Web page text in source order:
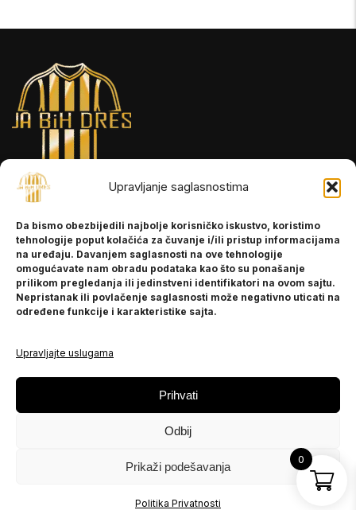
Upravljanje saglasnostima
Da bismo obezbijedili najbolje korisničko iskustvo, koristimo
tehnologije poput kolačića za čuvanje i/ili pristup informacijama
na uređaju. Davanjem saglasnosti na ove tehnologije
omogućavate nam obradu podataka kao što su ponašanje
prilikom pregledanja ili jedinstveni identifikatori na ovom sajtu.
Nepristanak ili povlačenje saglasnosti može negativno uticati na
određene funkcije i karakteristike sajta.
Upravljajte uslugama
Prihvati
Odbij
Prikaži podešavanja
Politika Privatnosti
INFORMACIJE
O nama
Kontakt
POMOĆ
Politika privatnosti
PRATITE NAS
Instagram
0